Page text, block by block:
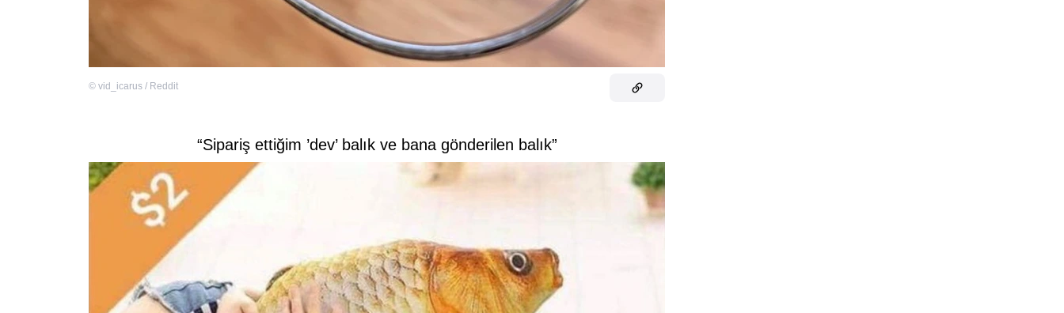
© vid_icarus / Reddit
“Sipariş ettiğim ’dev’ balık ve bana gönderilen balık”